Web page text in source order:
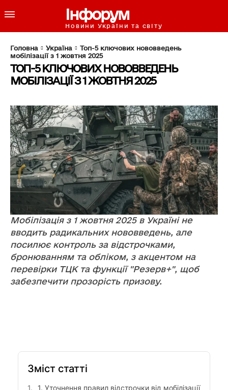
Інфорум
Новини України та світу
Головна Україна
Топ-5 ключових нововведень
мобілізації з 1 жовтня 2025
ТОП-5 КЛЮЧОВИХ НОВОВВЕДЕНЬ
МОБІЛІЗАЦІЇ З 1 ЖОВТНЯ 2025
Мобілізація з 1 жовтня 2025 в Україні не
вводить радикальних нововведень, але
посилює контроль за відстрочками,
бронюванням та обліком, з акцентом на
перевірки ТЦК та функції "Резерв+", щоб
забезпечити прозорість призову.
Зміст статті
1. Уточнення правил відстрочки від мобілізації